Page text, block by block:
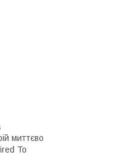
миттєво
To